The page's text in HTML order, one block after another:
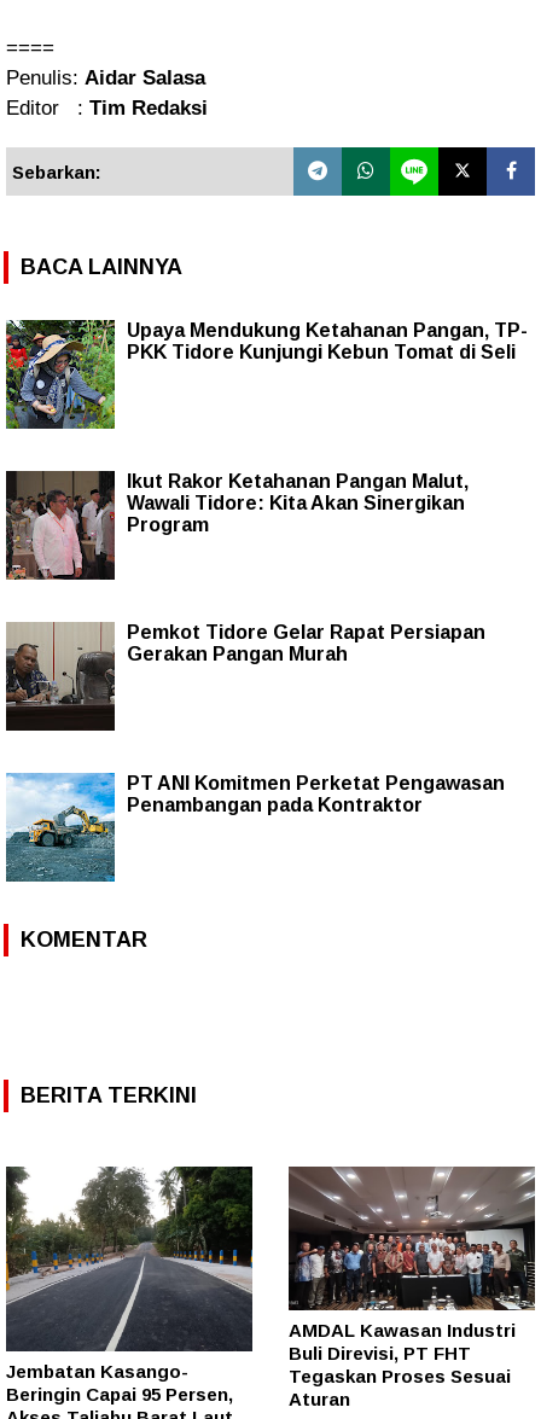
====
Penulis: Aidar Salasa
Editor : Tim Redaksi
Sebarkan:
BACA LAINNYA
Upaya Mendukung Ketahanan Pangan, TP-
PKK Tidore Kunjungi Kebun Tomat di Seli
Ikut Rakor Ketahanan Pangan Malut,
Wawali Tidore: Kita Akan Sinergikan
Program
Pemkot Tidore Gelar Rapat Persiapan
Gerakan Pangan Murah
PT ANI Komitmen Perketat Pengawasan
Penambangan pada Kontraktor
KOMENTAR
BERITA TERKINI
Jembatan Kasango-
Beringin Capai 95 Persen,
AMDAL Kawasan Industri
Buli Direvisi, PT FHT
Tegaskan Proses Sesuai
Aturan